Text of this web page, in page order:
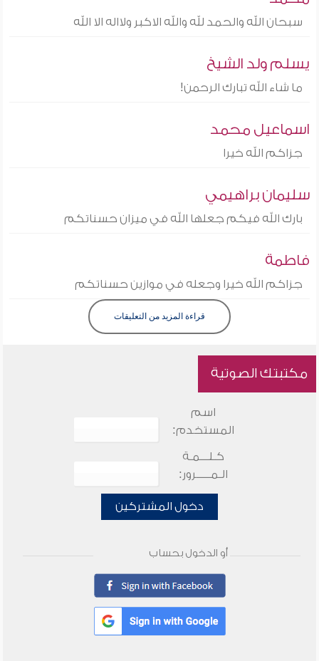
سبحان الله والحمد لله والله الاكبر ولااله الا الله
يسلم ولد الشيخ
ما شاء الله تبارك الرحمن!
اسماعيل محمد
جزاكم الله خيرا
سليمان براهيمي
بارك الله فيكم جعلها الله في ميزان حسناتكم
فاطمة
جزاكم الله خيرا وجعله في موازين حسناتكم
قراءة المزيد من التعليقات
مكتبتك الصوتية
اسم
المستخدم:
كـلـــمـة
الـمـــــرور:
دخول المشتركين
أو الدخول بحساب